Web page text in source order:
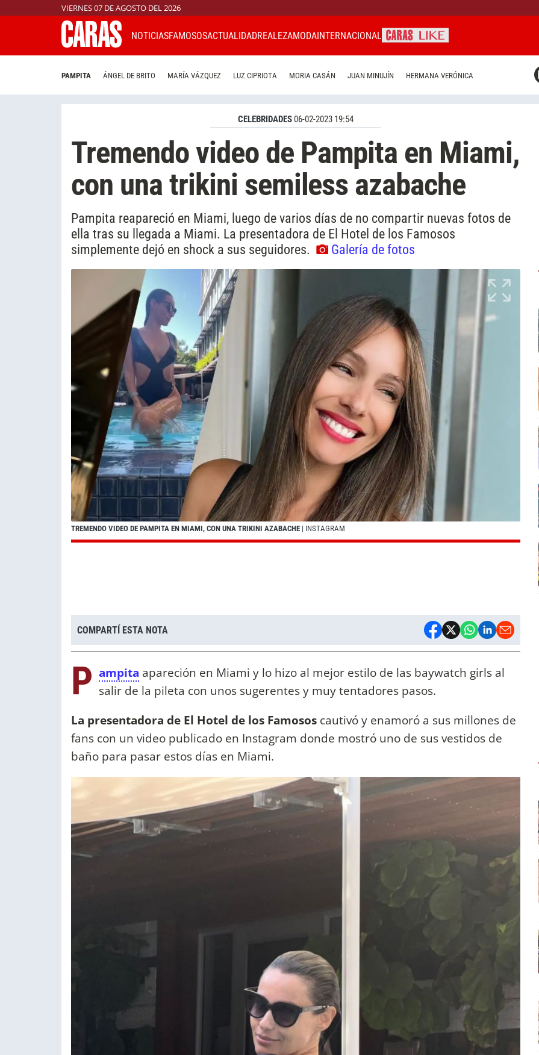
VIERNES 07 DE AGOSTO DEL 2026
NOTICIASFAMOSOSACTUALIDADREALEZAMODAINTERNACIONAL
PAMPITA ÁNGEL DE BRITO MARÍA VÁZQUEZ LUZ CIPRIOTA MORIA CASÁN JUAN MINUJÍN HERMANA VERÓNICA
CELEBRIDADES06-02-2023 19:54
Tremendo video de Pampita en Miami,
con una trikini semiless azabache
Pampita reapareció en Miami, luego de varios días de no compartir nuevas fotos de
ella tras su llegada a Miami. La presentadora de El Hotel de los Famosos
simplemente dejó en shock a sus seguidores.
Galería de fotos
TREMENDO VIDEO DE PAMPITA EN MIAMI, CON UNA TRIKINI AZABACHE | INSTAGRAM
COMPARTÍ ESTA NOTA
P ampita apareción en Miami y lo hizo al mejor estilo de las baywatch girls al
salir de la pileta con unos sugerentes y muy tentadores pasos.
La presentadora de El Hotel de los Famosos cautivó y enamoró a sus millones de
fans con un video publicado en Instagram donde mostró uno de sus vestidos de
baño para pasar estos días en Miami.